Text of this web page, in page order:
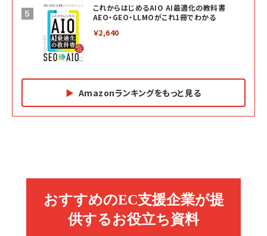
これからはじめるAIO AI最適化の教科書
AEO・GEO・LLMOがこれ1冊でわかる
￥2,640
Amazonランキングをもっと見る
副業
￥1,870
小さな会社は戦略が9割
カラダ2026／宮舘涼太]
￥880
anan(アンアン)2026/06/24号 No.2500増刊
スペシャルエディション[王道エンタメの矜持／
イシューからはじめよ［改訂版］――知的生産の「シンプ
ルな本質」